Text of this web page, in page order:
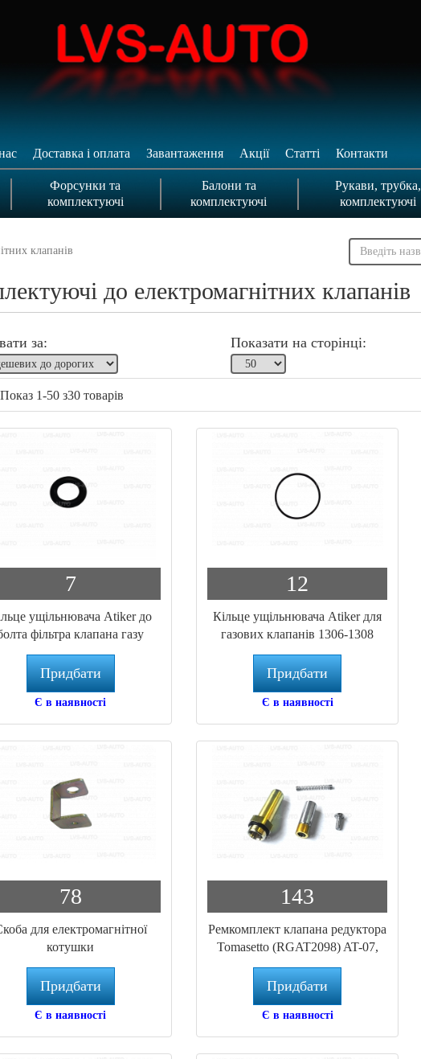
Доставка і оплата Завантаження Акції Статті Контакти
Форсунки та
комплектуючі
Балони та
комплектуючі
Рукави, трубка,
комплектуючі
клапанів
до електромагнітних клапанів
за: Показати на сторінці:
Показ 1-50 з30 товарів
7
ущільнювача Atiker до
фільтра клапана газу
Придбати
Є в наявності
12
Кільце ущільнювача Atiker для
газових клапанів 1306-1308
Придбати
Є в наявності
78
для електромагнітної
котушки
Придбати
Є в наявності
143
Ремкомплект клапана редуктора
Tomasetto (RGAT2098) AT-07,
AT-09 Alaska, AT-12 Standart
Придбати
Є в наявності